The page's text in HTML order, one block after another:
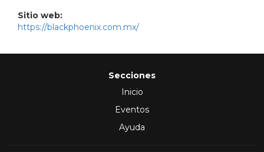
Sitio web:
https://blackphoenix.com.mx/
Secciones
Inicio
Eventos
Ayuda